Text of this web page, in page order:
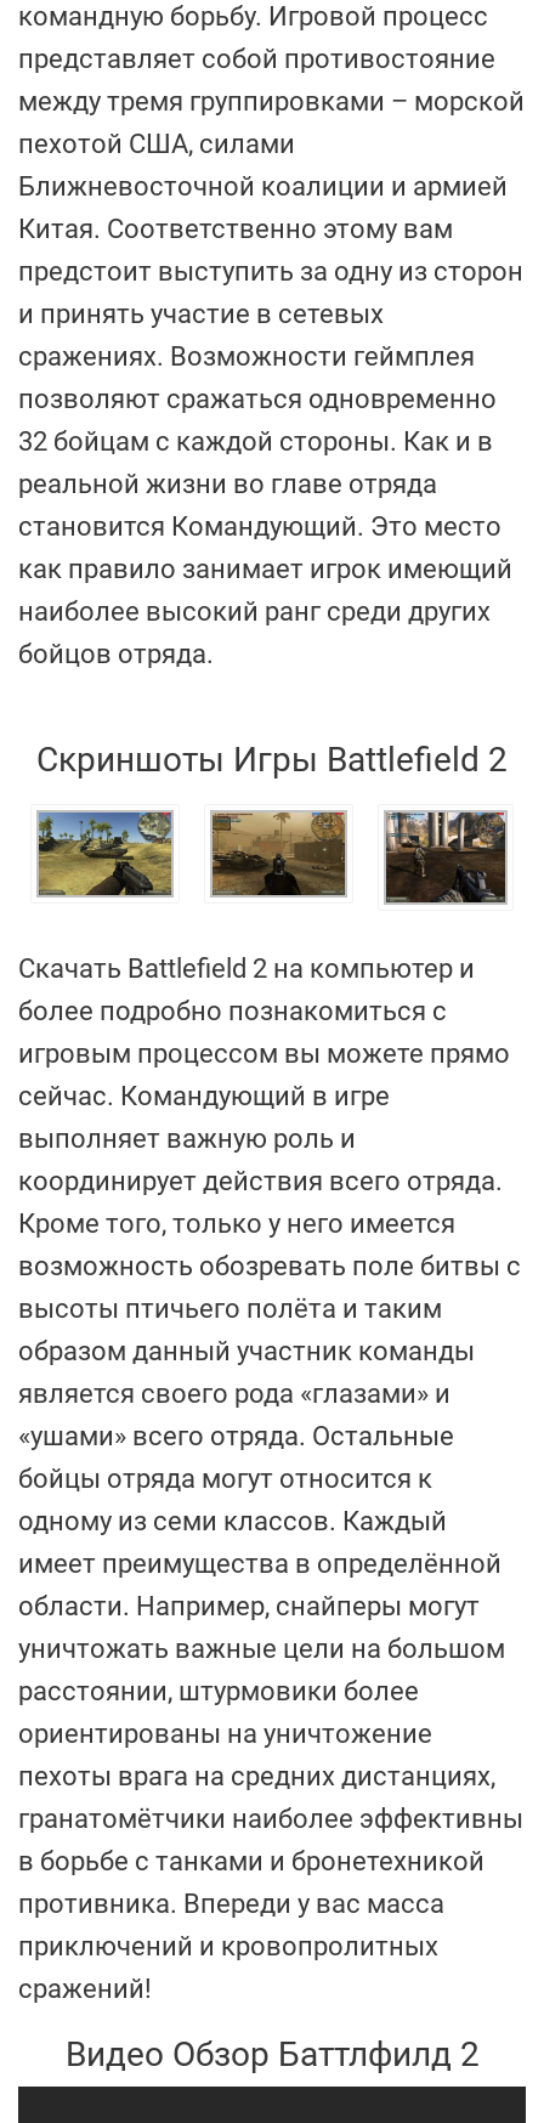
командную борьбу. Игровой процесс
представляет собой противостояние
между тремя группировками – морской
пехотой США, силами
Ближневосточной коалиции и армией
Китая. Соответственно этому вам
предстоит выступить за одну из сторон
и принять участие в сетевых
сражениях. Возможности геймплея
позволяют сражаться одновременно
32 бойцам с каждой стороны. Как и в
реальной жизни во главе отряда
становится Командующий. Это место
как правило занимает игрок имеющий
наиболее высокий ранг среди других
бойцов отряда.
Скриншоты Игры Battlefield 2
Скачать Battlefield 2 на компьютер и
более подробно познакомиться с
игровым процессом вы можете прямо
сейчас. Командующий в игре
выполняет важную роль и
координирует действия всего отряда.
Кроме того, только у него имеется
возможность обозревать поле битвы с
высоты птичьего полёта и таким
образом данный участник команды
является своего рода «глазами» и
«ушами» всего отряда. Остальные
бойцы отряда могут относится к
одному из семи классов. Каждый
имеет преимущества в определённой
области. Например, снайперы могут
уничтожать важные цели на большом
расстоянии, штурмовики более
ориентированы на уничтожение
пехоты врага на средних дистанциях,
гранатомётчики наиболее эффективны
в борьбе с танками и бронетехникой
противника. Впереди у вас масса
приключений и кровопролитных
сражений!
Видео Обзор Баттлфилд 2